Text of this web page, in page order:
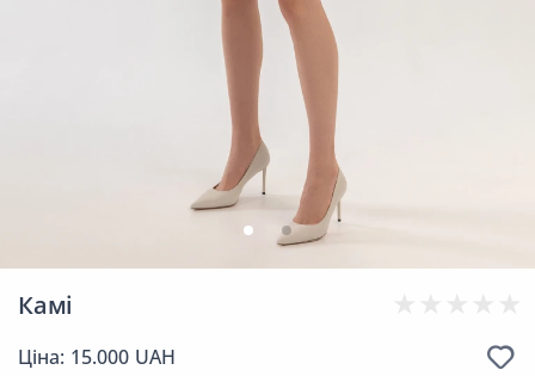
Камі
Ціна: 15.000 UAH